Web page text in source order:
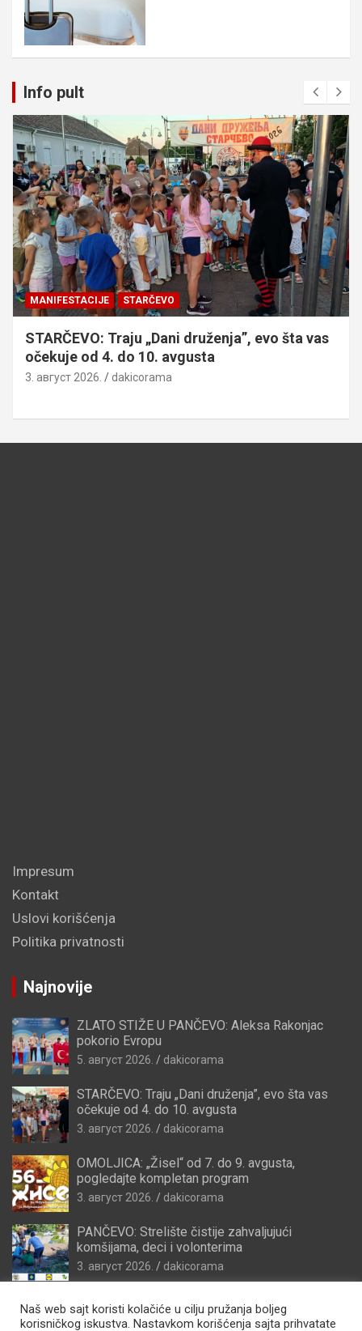
Info pult
MANIFESTACIJE STARČEVO
STARČEVO: Traju „Dani druženja”, evo šta vas
očekuje od 4. do 10. avgusta
3. август 2026. dakicorama
Impresum
Kontakt
Uslovi korišćenja
Politika privatnosti
Najnovije
ZLATO STIŽE U PANČEVO: Aleksa Rakonjac
pokorio Evropu
5. август 2026. dakicorama
STARČEVO: Traju „Dani druženja”, evo šta vas
očekuje od 4. do 10. avgusta
3. август 2026. dakicorama
OMOLJICA: „Žisel“ od 7. do 9. avgusta,
pogledajte kompletan program
3. август 2026. dakicorama
PANČEVO: Strelište čistije zahvaljujući
komšijama, deci i volonterima
3. август 2026. dakicorama
Naš web sajt koristi kolačiće u cilju pružanja boljeg
korisničkog iskustva. Nastavkom korišćenja sajta prihvatate